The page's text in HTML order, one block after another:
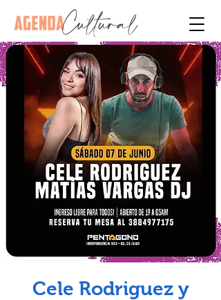
Cele Rodriguez y